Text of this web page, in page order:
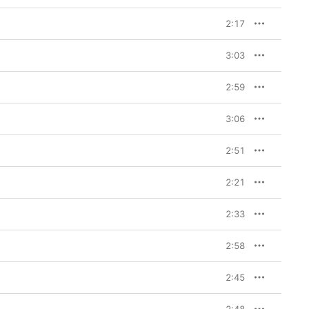
2:17
3:03
2:59
3:06
2:51
2:21
2:33
2:58
2:45